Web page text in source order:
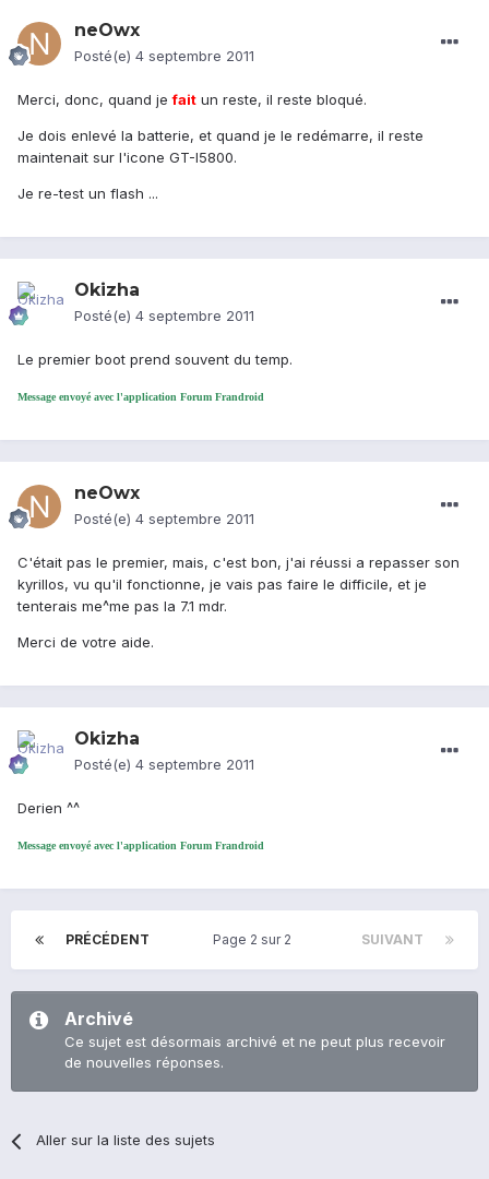
neOwx
Posté(e) 4 septembre 2011
Merci, donc, quand jefait un reste, il reste bloqué.
Je dois enlevé la batterie, et quand je le redémarre, il reste
maintenait sur l'icone GT-I5800.
Je re-test un flash ...
Okizha
Posté(e) 4 septembre 2011
Le premier boot prend souvent du temp.
Message envoyé avec l'application Forum Frandroid
neOwx
Posté(e) 4 septembre 2011
C'était pas le premier, mais, c'est bon, j'ai réussi a repasser son
kyrillos, vu qu'il fonctionne, je vais pas faire le difficile, et je
tenterais me^me pas la 7.1 mdr.
Merci de votre aide.
Okizha
Posté(e) 4 septembre 2011
Derien ^^
Message envoyé avec l'application Forum Frandroid
PRÉCÉDENT SUIVANT
Page 2 sur 2
Archivé
Ce sujet est désormais archivé et ne peut plus recevoir
de nouvelles réponses.
Aller sur la liste des sujets